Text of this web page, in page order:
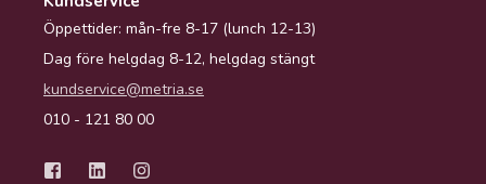
Öppettider: mån-fre 8-17 (lunch 12-13)
Dag före helgdag 8-12, helgdag stängt
kundservice@metria.se
010 - 121 80 00